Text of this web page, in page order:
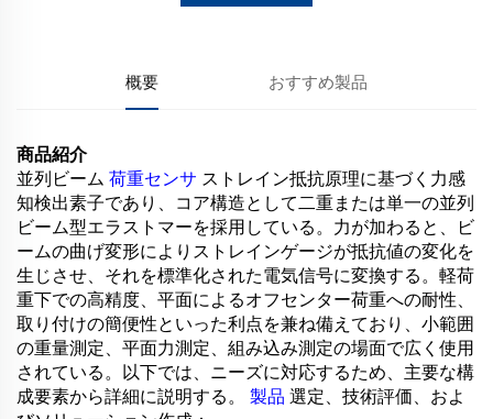
概要 おすすめ製品
商品紹介
並列ビーム 荷重センサ ストレイン抵抗原理に基づく力感
知検出素子であり、コア構造として二重または単一の並列
ビーム型エラストマーを採用している。力が加わると、ビ
ームの曲げ変形によりストレインゲージが抵抗値の変化を
生じさせ、それを標準化された電気信号に変換する。軽荷
重下での高精度、平面によるオフセンター荷重への耐性、
取り付けの簡便性といった利点を兼ね備えており、小範囲
の重量測定、平面力測定、組み込み測定の場面で広く使用
されている。以下では、ニーズに対応するため、主要な構
成要素から詳細に説明する。 製品 選定、技術評価、およ